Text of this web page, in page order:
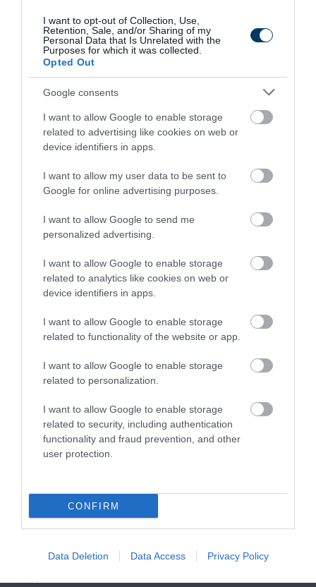
I want to opt-out of Collection, Use,
Retention, Sale, and/or Sharing of my
Personal Data that Is Unrelated with the
Purposes for which it was collected.
Opted Out
Google consents
I want to allow Google to enable storage
related to advertising like cookies on web or
device identifiers in apps.
I want to allow my user data to be sent to
Google for online advertising purposes.
I want to allow Google to send me
personalized advertising.
I want to allow Google to enable storage
related to analytics like cookies on web or
device identifiers in apps.
I want to allow Google to enable storage
related to functionality of the website or app.
I want to allow Google to enable storage
related to personalization.
I want to allow Google to enable storage
related to security, including authentication
functionality and fraud prevention, and other
user protection.
CONFIRM
Data Deletion Data Access Privacy Policy
470 35 142
This Simple Trick Removes All Parasites From
Your Body!
117
9 h 35 min
Stop Eating These 3 Foods That Are Known to
Cause Parasites
More